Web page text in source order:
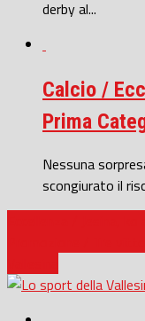
derby al...
Calcio /
Prima
Nessuna
scongiurato il